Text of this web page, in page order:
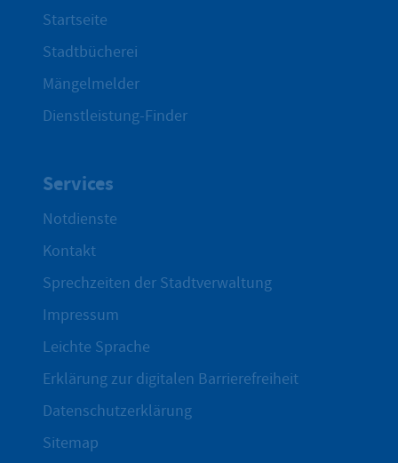
Startseite
Stadtbücherei
Mängelmelder
Dienstleistung-Finder
Services
Notdienste
Kontakt
Sprechzeiten der Stadtverwaltung
Impressum
Leichte Sprache
Erklärung zur digitalen Barrierefreiheit
Datenschutzerklärung
Sitemap